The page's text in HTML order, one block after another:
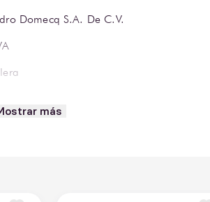
Domecq S.A. De C.V.
más